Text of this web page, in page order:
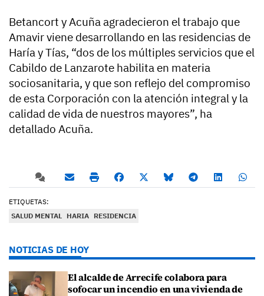
Betancort y Acuña agradecieron el trabajo que
Amavir viene desarrollando en las residencias de
Haría y Tías, “dos de los múltiples servicios que el
Cabildo de Lanzarote habilita en materia
sociosanitaria, y que son reflejo del compromiso
de esta Corporación con la atención integral y la
calidad de vida de nuestros mayores”, ha
detallado Acuña.
ETIQUETAS:
SALUD MENTAL
HARIA RESIDENCIA
NOTICIAS DE HOY
El alcalde de Arrecife colabora para
sofocar un incendio en una vivienda de